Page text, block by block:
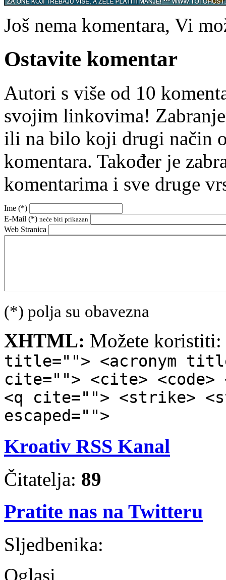
Još nema komentara, Vi
Ostavite komentar
Autori s više od 10
svojim linkovima!
ili na bilo koji drugi način
komentara. Također je
komentarima i sve druge
Ime (*)
E-Mail (*) neće biti prikazan
Web Stranica
(*) polja su obavezna
XHTML: Možete koristiti:
title=""> <acronym
cite=""> <cite> <code>
<q cite=""> <strike>
escaped="">
Kroativ RSS Kanal
Čitatelja: 89
Pratite nas na Twitteru
Sljedbenika:
Oglasi